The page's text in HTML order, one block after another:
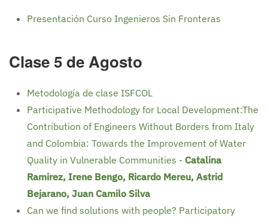
Presentación Curso Ingenieros Sin Fronteras
Clase 5 de Agosto
Metodología de clase ISFCOL
Participative Methodology for Local Development:The
Contribution of Engineers Without Borders from Italy
and Colombia: Towards the Improvement of Water
Quality in Vulnerable Communities - Catalina
Ramirez, Irene Bengo, Ricardo Mereu, Astrid
Bejarano, Juan Camilo Silva
Can we find solutions with people? Participatory